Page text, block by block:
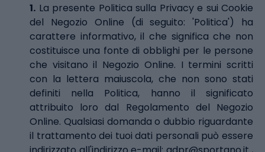
1. La presente Politica sulla Privacy e sui Cookie
del Negozio Online (di seguito: 'Politica') ha
carattere informativo, il che significa che non
costituisce una fonte di obblighi per le persone
che visitano il Negozio Online. I termini scritti
con la lettera maiuscola, che non sono stati
definiti nella Politica, hanno il significato
attribuito loro dal Regolamento del Negozio
Online. Qualsiasi domanda o dubbio riguardante
il trattamento dei tuoi dati personali può essere